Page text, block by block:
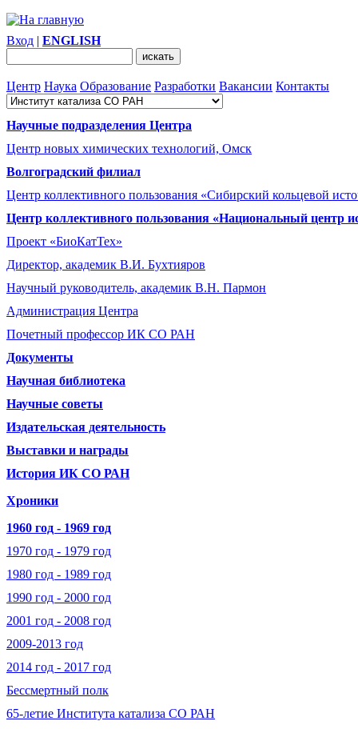
Вход | ENGLISH
Центр Наука Образование Разработки Вакансии Контакты
Научные подразделения Центра
Центр новых химических технологий, Омск
Волгоградский филиал
Центр коллективного пользования «Сибирский кольцевой
Центр коллективного пользования «Национальный центр
Проект «БиоКатТех»
Директор, академик В.И. Бухтияров
Научный руководитель, академик В.Н. Пармон
Администрация Центра
Почетный профессор ИК СО РАН
Документы
Научная библиотека
Научные советы
Издательская деятельность
Выставки и награды
История ИК СО РАН
Хроники
1960 год - 1969 год
1970 год - 1979 год
1980 год - 1989 год
1990 год - 2000 год
2001 год - 2008 год
2009-2013 год
2014 год - 2017 год
Бессмертный полк
65-летие Института катализа СО РАН